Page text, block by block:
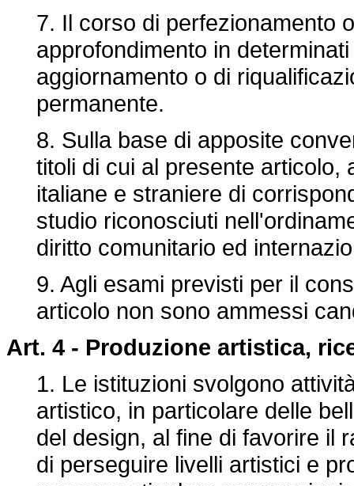
7. Il corso di perfezionamento
approfondimento in
aggiornamento o di
permanente.
8. Sulla base di apposite
titoli di cui al presente articolo,
italiane e straniere di
studio riconosciuti
diritto comunitario ed
9. Agli esami previsti per il
articolo non sono ammessi
Art. 4 - Produzione artistica,
1. Le istituzioni svolgono
artistico, in particolare delle
del design, al fine di favorire il
di perseguire livelli artistici e